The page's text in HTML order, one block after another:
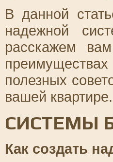
В данной
надежной
расскажем
полезных
вашей квартире.
СИСТЕМЫ
Как создать